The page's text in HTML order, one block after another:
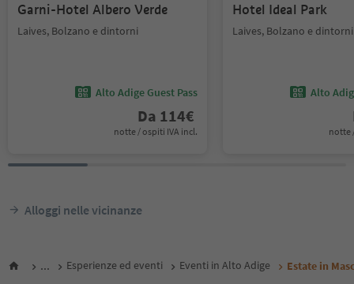
Garni-Hotel Albero Verde
Laives, Bolzano e dintorni
Alto Adige Guest Pass
Da 114€
notte / ospiti IVA incl.
Hotel Ideal Park
Laives, Bolzano e dintorni
Alto
notte
Alloggi nelle vicinanze
... Esperienze ed eventi Eventi in Alto Adige Estate in